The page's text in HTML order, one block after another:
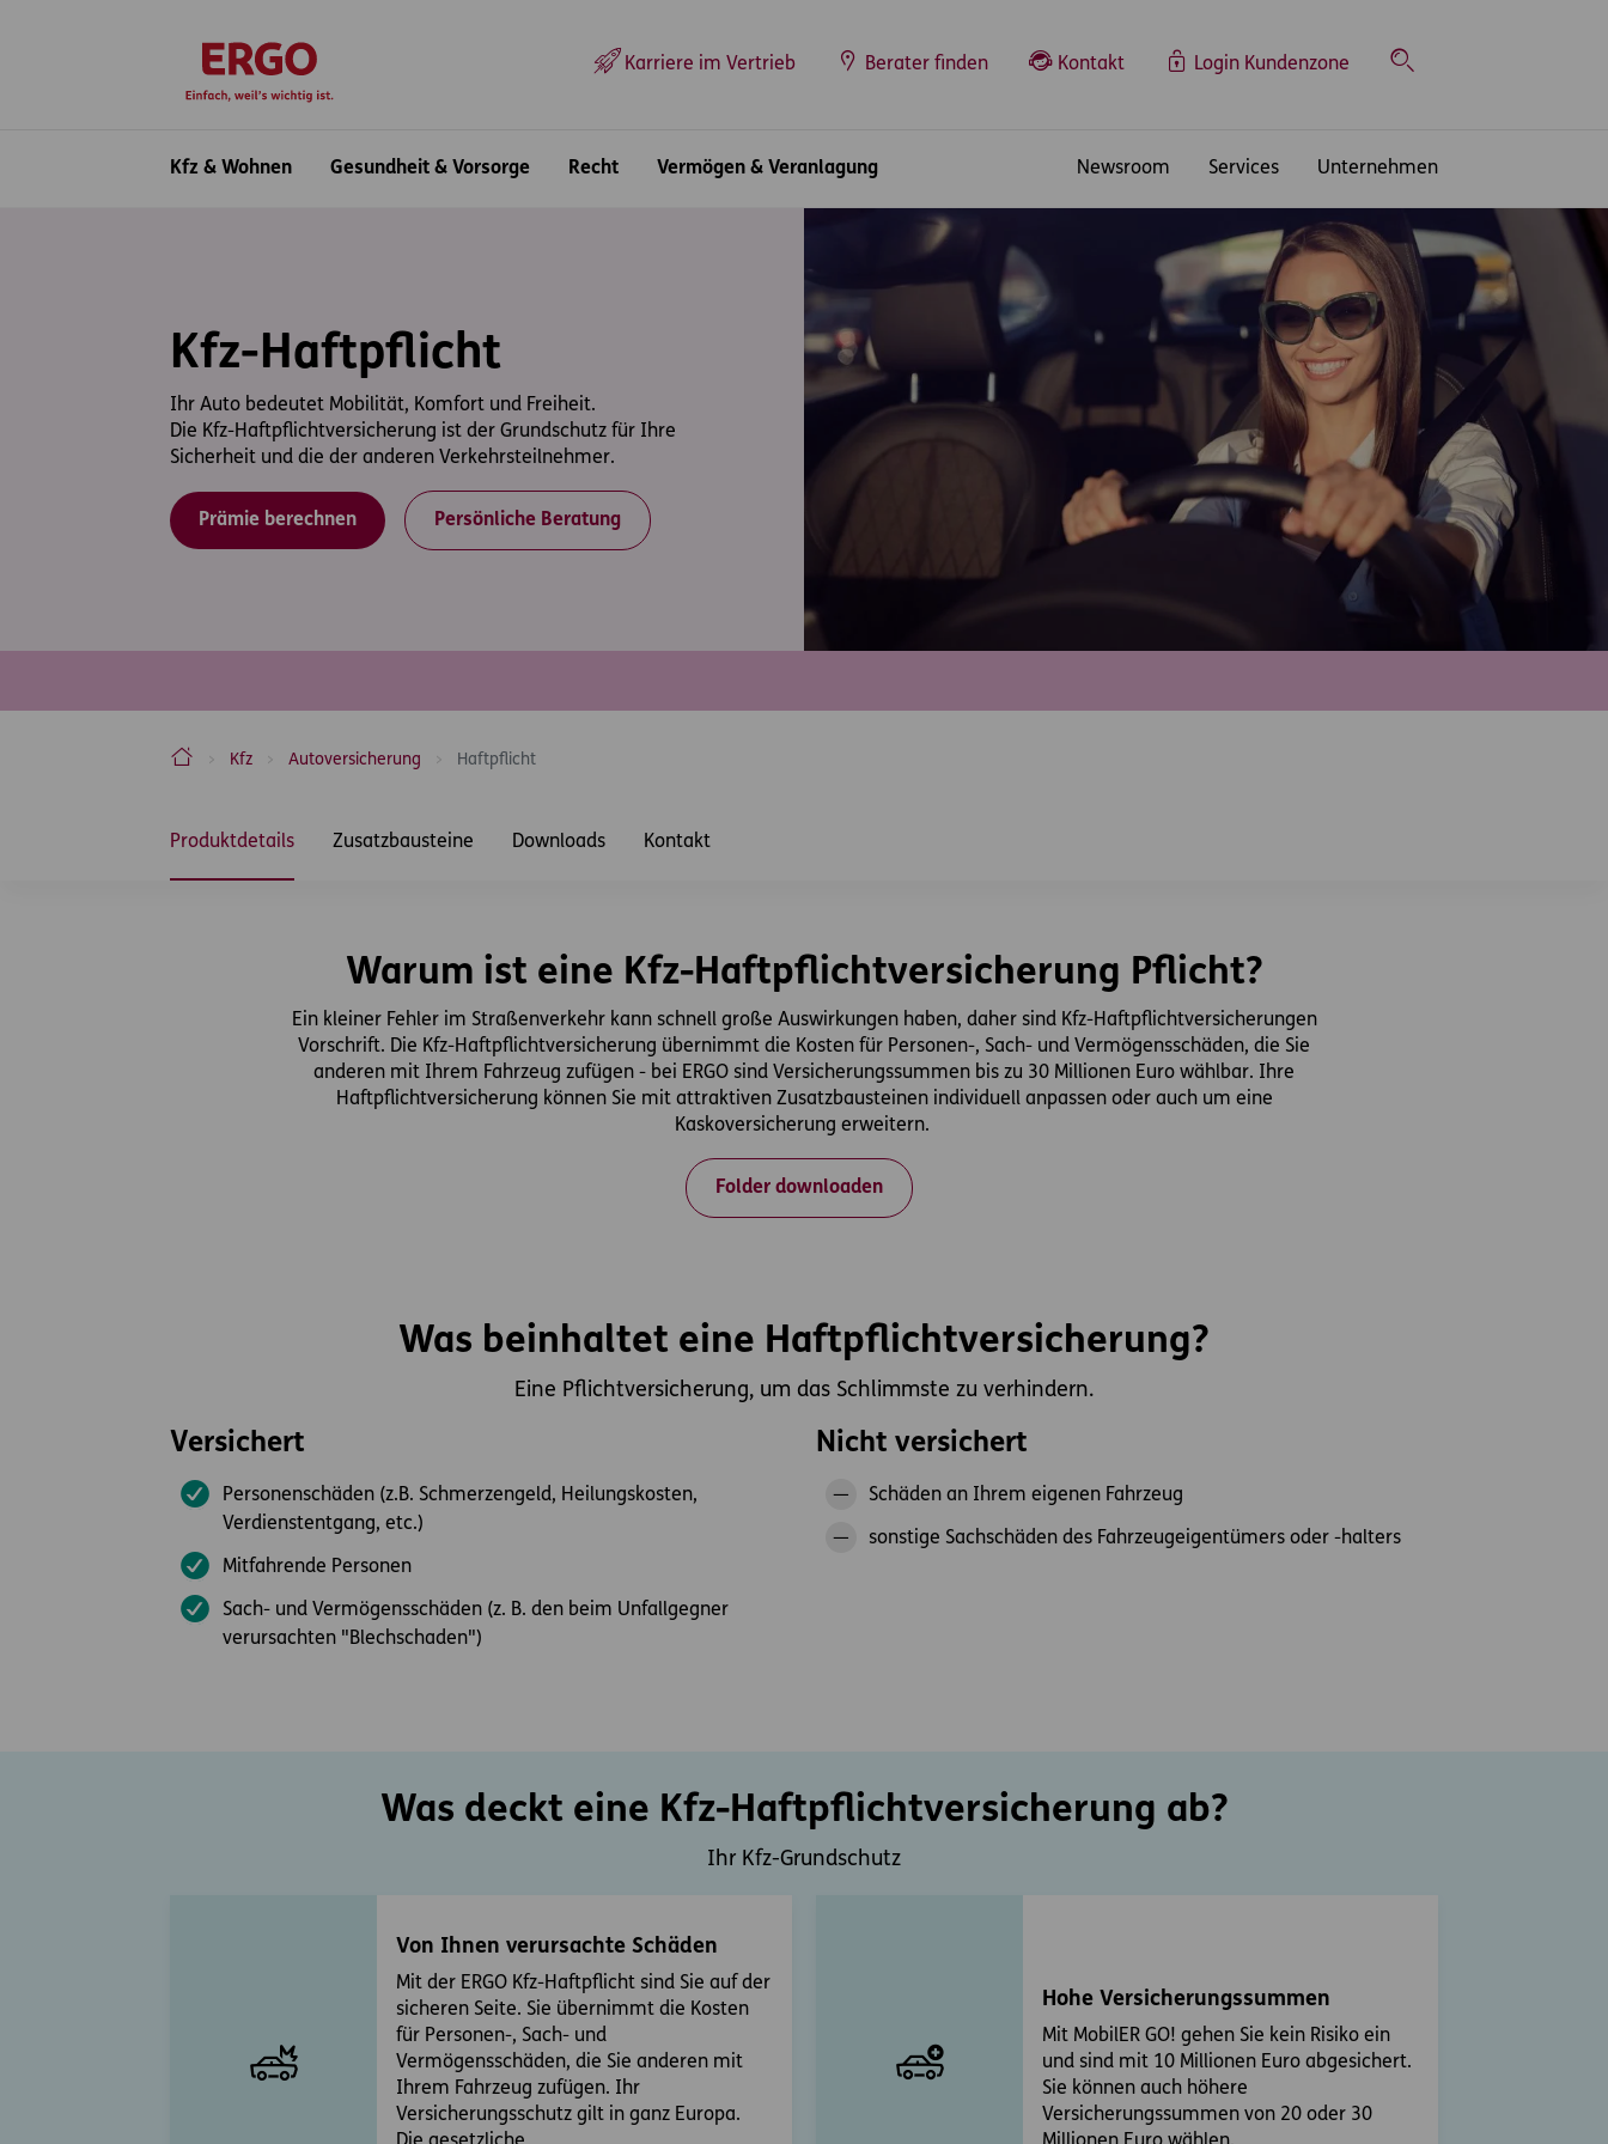
Karriere im Vertrieb Berater finden Kontakt Login Kundenzone
Suche
Kfz & Wohnen
Gesundheit & Vorsorge Recht Vermögen & Veranlagung Newsroom Services Unternehmen
Kfz-Haftpflicht
Ihr Auto bedeutet Mobilität, Komfort und Freiheit.
Die Kfz-Haftpflichtversicherung ist der Grundschutz für Ihre
Sicherheit und die der anderen Verkehrsteilnehmer.
Prämie berechnen Persönliche Beratung
ERGO Versicherung Aktiengesellschaft
Kfz Autoversicherung Haftpflicht
Produktdetails
Zusatzbausteine Downloads Kontakt
Warum ist eine Kfz-Haftpflichtversicherung Pflicht?
Ein kleiner Fehler im Straßenverkehr kann schnell große Auswirkungen haben, daher sind Kfz-Haftpflichtversicherungen
Vorschrift. Die Kfz-Haftpflichtversicherung übernimmt die Kosten für Personen-, Sach- und Vermögensschäden, die Sie
anderen mit Ihrem Fahrzeug zufügen - bei ERGO sind Versicherungssummen bis zu 30 Millionen Euro wählbar. Ihre
Haftpflichtversicherung können Sie mit attraktiven Zusatzbausteinen individuell anpassen oder auch um eine
Kaskoversicherung erweitern.
Folder downloaden
Was beinhaltet eine Haftpflichtversicherung?
Eine Pflichtversicherung, um das Schlimmste zu verhindern.
Versichert
Personenschäden (z.B. Schmerzengeld, Heilungskosten,
Verdienstentgang, etc.)
Mitfahrende Personen
Sach- und Vermögensschäden (z. B. den beim Unfallgegner
verursachten "Blechschaden")
Nicht versichert
Schäden an Ihrem eigenen Fahrzeug
sonstige Sachschäden des Fahrzeugeigentümers oder -halters
Was deckt eine Kfz-Haftpflichtversicherung ab?
Ihr Kfz-Grundschutz
Von Ihnen verursachte Schäden
Mit der ERGO Kfz-Haftpflicht sind Sie auf der
sicheren Seite. Sie übernimmt die Kosten
für Personen-, Sach- und
Vermögensschäden, die Sie anderen mit
Ihrem Fahrzeug zufügen. Ihr
Versicherungsschutz gilt in ganz Europa.
Hohe Versicherungssummen
Mit MobilER GO! gehen Sie kein Risiko ein
und sind mit 10 Millionen Euro abgesichert.
Sie können auch höhere
Versicherungssummen von 20 oder 30